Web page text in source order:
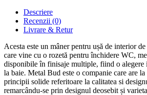
Descriere
Recenzii (0)
Livrare & Retur
Acesta este un mâner pentru ușă de interior
care vine cu o rozetă pentru închidere WC,
disponibile în finisaje multiple, fiind o alegere
la baie. Metal Bud este o companie care are la
principii solide referitoare la calitatea si
remarcându-se prin designul deosebit și